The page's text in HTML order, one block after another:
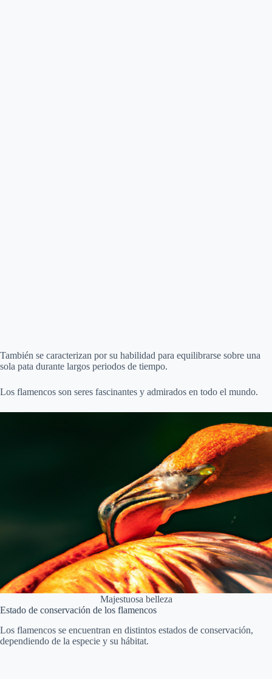
También se caracterizan por su habilidad para equilibrarse sobre una
sola pata durante largos periodos de tiempo.
Los flamencos son seres fascinantes y admirados en todo el mundo.
Majestuosa belleza
Estado de conservación de los flamencos
Los flamencos se encuentran en distintos estados de conservación,
dependiendo de la especie y su hábitat.